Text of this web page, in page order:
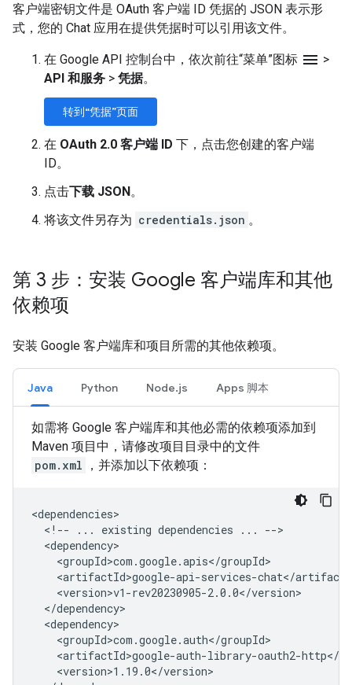
客户端密钥文件是 OAuth 客户端 ID 凭据的 JSON 表示形
式，您的 Chat 应用在提供凭据时可以引用该文件。
在 Google API 控制台中，依次前往“菜单”图标 menu >
API 和服务 > 凭据。
转到“凭据”页面
在 OAuth 2.0 客户端 ID 下，点击您创建的客户端
ID。
点击下载 JSON。
将该文件另存为 credentials.json 。
第 3 步：安装 Google 客户端库和其他
依赖项
安装 Google 客户端库和项目所需的其他依赖项。
Java Python Node.js Apps 脚本
如需将 Google 客户端库和其他必需的依赖项添加到
Maven 项目中，请修改项目目录中的文件
pom.xml
，并添加以下依赖项：
<!--
... existing dependencies ...